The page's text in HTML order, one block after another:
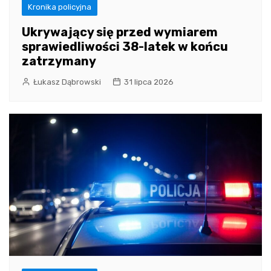
Kronika policyjna
Ukrywający się przed wymiarem
sprawiedliwości 38-latek w końcu
zatrzymany
Łukasz Dąbrowski 31 lipca 2026